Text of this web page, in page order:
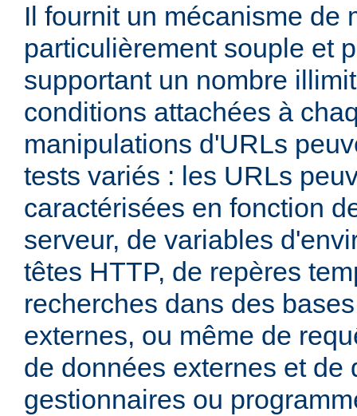
Il fournit un mécanisme de
particulièrement souple et
supportant un nombre
conditions attachées à
manipulations d'URLs
tests variés : les URLs
caractérisées en fonction
serveur, de variables
têtes HTTP, de repères
recherches dans des
externes, ou même de
de données externes et de
gestionnaires ou